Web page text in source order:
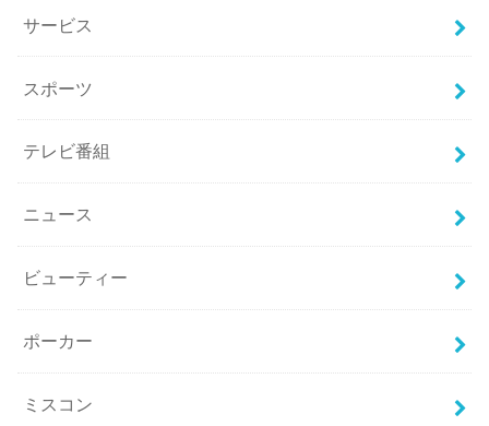
サービス
スポーツ
テレビ番組
ニュース
ビューティー
ポーカー
ミスコン